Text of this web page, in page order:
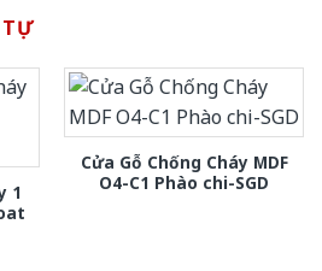
TỰ
1
Cửa Gỗ Chống Cháy MDF
O4-C1 Phào chi-SGD